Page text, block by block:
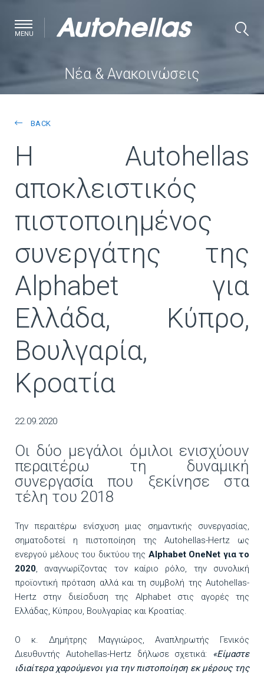
MENU
Νέα & Ανακοινώσεις
BACK
Η Autohellas
αποκλειστικός
πιστοποιημένος
συνεργάτης της
Alphabet για
Ελλάδα, Κύπρο,
Βουλγαρία,
Κροατία
22.09.2020
Οι δύο μεγάλοι όμιλοι ενισχύουν
περαιτέρω τη δυναμική
συνεργασία που ξεκίνησε στα
τέλη του 2018
Την περαιτέρω ενίσχυση μιας σημαντικής συνεργασίας,
σηματοδοτεί η πιστοποίηση της Autohellas-Hertz ως
ενεργού μέλους του δικτύου της Alphabet OneNet για το
2020, αναγνωρίζοντας τον καίριο ρόλο, την συνολική
προϊοντική πρόταση αλλά και τη συμβολή της Autohellas-
Hertz στην διείσδυση της Alphabet στις αγορές της
Ελλάδας, Κύπρου, Βουλγαρίας και Κροατίας.
Ο κ. Δημήτρης Μαγγιώρος, Αναπληρωτής Γενικός
Διευθυντής Autohellas-Hertz δήλωσε σχετικά:
«Είμαστε
ιδιαίτερα χαρούμενοι για την πιστοποίηση εκ μέρους της